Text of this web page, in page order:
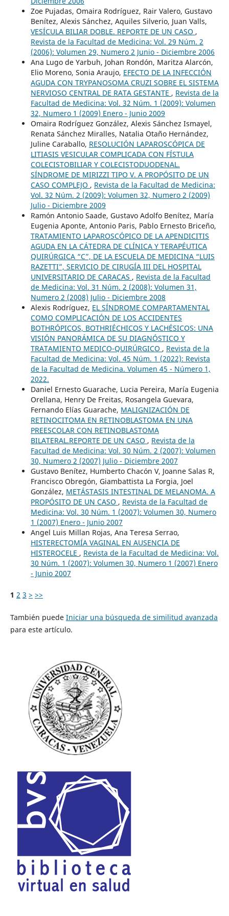
Zoe Pujadas, Omaira Rodríguez, Rair Valero, Gustavo
Benítez, Alexis Sánchez, Aquiles Silverio, Juan Valls,
VESÍCULA BILIAR DOBLE. REPORTE DE UN CASO ,
Revista de la Facultad de Medicina: Vol. 29 Núm. 2
(2006): Volumen 29, Numero 2 Junio - Diciembre 2006
Ana Lugo de Yarbuh, Johan Rondón, Maritza Alarcón,
Elio Moreno, Sonia Araujo, EFECTO DE LA INFECCIÓN
AGUDA CON TRYPANOSOMA CRUZI SOBRE EL SISTEMA
NERVIOSO CENTRAL DE RATA GESTANTE , Revista de la
Facultad de Medicina: Vol. 32 Núm. 1 (2009): Volumen
32, Numero 1 (2009) Enero - Junio 2009
Omaira Rodríguez González, Alexis Sánchez Ismayel,
Renata Sánchez Miralles, Natalia Otaño Hernández,
Juline Caraballo, RESOLUCIÓN LAPAROSCÓPICA DE
LITIASIS VESICULAR COMPLICADA CON FÍSTULA
COLECISTOBILIAR Y COLECISTODUODENAL.
SÍNDROME DE MIRIZZI TIPO V. A PROPÓSITO DE UN
CASO COMPLEJO , Revista de la Facultad de Medicina:
Vol. 32 Núm. 2 (2009): Volumen 32, Numero 2 (2009)
Julio - Diciembre 2009
Ramón Antonio Saade, Gustavo Adolfo Benítez, María
Eugenia Aponte, Antonio Paris, Pablo Ernesto Briceño,
TRATAMIENTO LAPAROSCÓPICO DE LA APENDICITIS
AGUDA EN LA CÁTEDRA DE CLÍNICA Y TERAPÉUTICA
QUIRÚRGICA “C”, DE LA ESCUELA DE MEDICINA “LUIS
RAZETTI”, SERVICIO DE CIRUGÍA III DEL HOSPITAL
UNIVERSITARIO DE CARACAS , Revista de la Facultad
de Medicina: Vol. 31 Núm. 2 (2008): Volumen 31,
Numero 2 (2008) Julio - Diciembre 2008
Alexis Rodríguez, EL SÍNDROME COMPARTAMENTAL
COMO COMPLICACIÓN DE LOS ACCIDENTES
BOTHRÓPICOS, BOTHRIÉCHICOS Y LACHÉSICOS: UNA
VISIÓN PANORÁMICA DE SU DIAGNÓSTICO Y
TRATAMIENTO MEDICO-QUIRÚRGICO , Revista de la
Facultad de Medicina: Vol. 45 Núm. 1 (2022): Revista
de la Facultad de Medicina. Volumen 45 - Número 1,
2022.
Daniel Ernesto Guarache, Lucia Pereira, María Eugenia
Orellana, Henry De Freitas, Rosangela Guevara,
Fernando Elías Guarache, MALIGNIZACIÓN DE
RETINOCITOMA EN RETINOBLASTOMA EN UNA
PREESCOLAR CON RETINOBLASTOMA
BILATERAL.REPORTE DE UN CASO , Revista de la
Facultad de Medicina: Vol. 30 Núm. 2 (2007): Volumen
30, Numero 2 (2007) Julio - Diciembre 2007
Gustavo Benítez, Humberto Chacón V, Joanne Salas R,
Francisco Obregón, Giambattista La Forgia, Joel
González, METÁSTASIS INTESTINAL DE MELANOMA. A
PROPÓSITO DE UN CASO , Revista de la Facultad de
Medicina: Vol. 30 Núm. 1 (2007): Volumen 30, Numero
1 (2007) Enero - Junio 2007
Angel Luis Millan Rojas, Ana Teresa Serrao,
HISTERECTOMÍA VAGINAL EN AUSENCIA DE
HISTEROCELE , Revista de la Facultad de Medicina: Vol.
30 Núm. 1 (2007): Volumen 30, Numero 1 (2007) Enero
- Junio 2007
1 2 3 > >>
También puede Iniciar una búsqueda de similitud avanzada
para este artículo.